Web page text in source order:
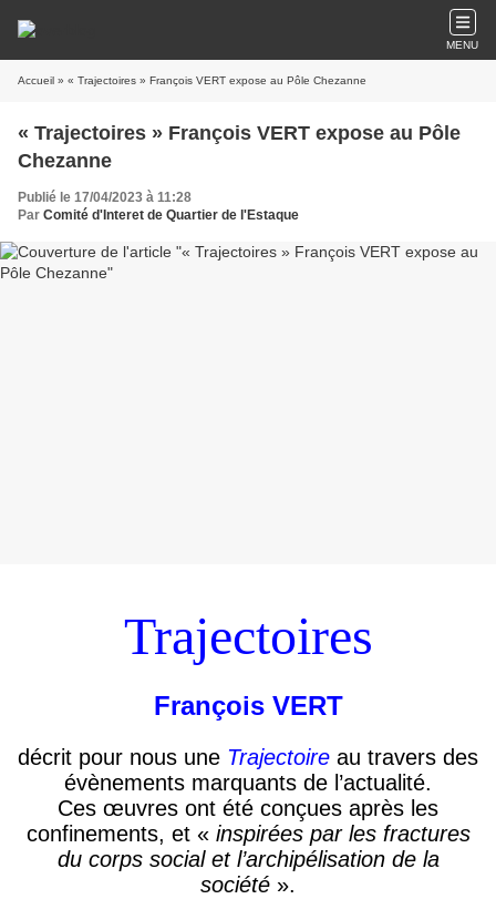
MENU
Accueil » « Trajectoires » François VERT expose au Pôle Chezanne
« Trajectoires » François VERT expose au Pôle
Chezanne
Publié le 17/04/2023 à 11:28
Par Comité d'Interet de Quartier de l'Estaque
Trajectoires
François VERT
décrit pour nous une Trajectoire au travers des
évènements marquants de l’actualité.
Ces œuvres ont été conçues après les
confinements, et « inspirées par les fractures
du corps social et l’archipélisation de la
société ».